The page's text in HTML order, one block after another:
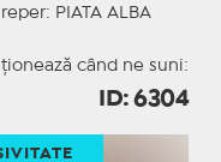
PIATA ALBA
când ne suni:
ID: 6304